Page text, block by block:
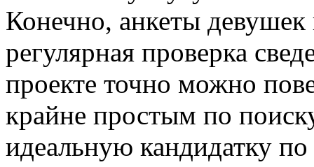
Конечно, анкеты
регулярная проверка
проекте точно можно
крайне простым по
идеальную кандидатку по